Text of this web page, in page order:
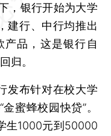
，银行开始为大学
建行、中行均推出
产品，这是银行自
归。
布针对在校大学
蜜蜂校园快贷”。
生1000元到50000